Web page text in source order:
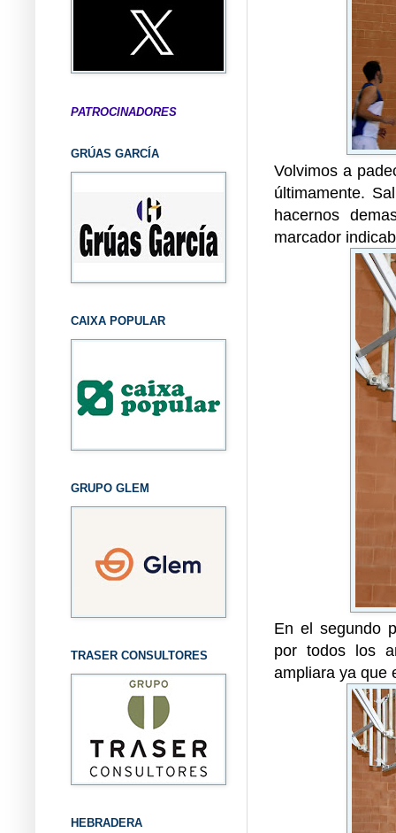
Volvimos a
últimamente.
hacernos
marcador
En el segundo
por todos los
ampliara ya que
PATROCINADORES
GRÚAS GARCÍA
CAIXA POPULAR
GRUPO GLEM
TRASER CONSULTORES
HEBRADERA